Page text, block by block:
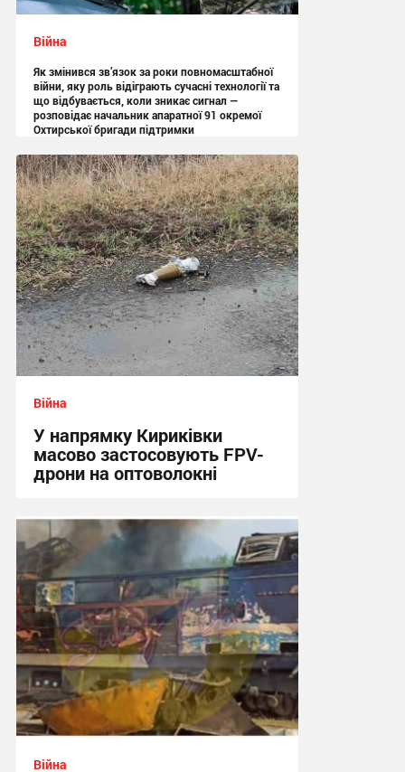
Війна
Як змінився зв’язок за роки повномасштабної
війни, яку роль відіграють сучасні технології та
що відбувається, коли зникає сигнал —
розповідає начальник апаратної 91 окремої
Охтирської бригади підтримки
13:05 сьогодні
Війна
У напрямку Кириківки
масово застосовують FPV-
дрони на оптоволокні
12:59 сьогодні
Війна